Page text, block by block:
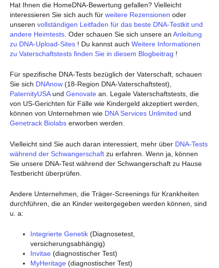
Hat Ihnen die HomeDNA-Bewertung gefallen? Vielleicht
interessieren Sie sich auch für weitere Rezensionen oder
unseren vollständigen Leitfaden für das beste DNA-Testkit und
andere Heimtests . Oder schauen Sie sich unsere an Anleitung
zu DNA-Upload-Sites ! Du kannst auch Weitere Informationen
zu Vaterschaftstests finden Sie in diesem Blogbeitrag !
Für spezifische DNA-Tests bezüglich der Vaterschaft, schauen
Sie sich DNAnow (18-Region DNA-Vaterschaftstest),
PaternityUSAund Genovate an. Legale Vaterschaftstests, die
von US-Gerichten für Fälle wie Kindergeld akzeptiert werden,
können von Unternehmen wie DNA Services Unlimited und
Genetrack Biolabs erworben werden.
Vielleicht sind Sie auch daran interessiert, mehr über DNA-Tests
während der Schwangerschaft zu erfahren. Wenn ja, können
Sie unsere DNA-Test während der Schwangerschaft zu Hause
Testbericht überprüfen.
Andere Unternehmen, die Träger-Screenings für Krankheiten
durchführen, die an Kinder weitergegeben werden können, sind
u. a:
Integrierte Genetik (Diagnosetest,
versicherungsabhängig)
Invitae (diagnostischer Test)
MyHeritage (diagnostischer Test)